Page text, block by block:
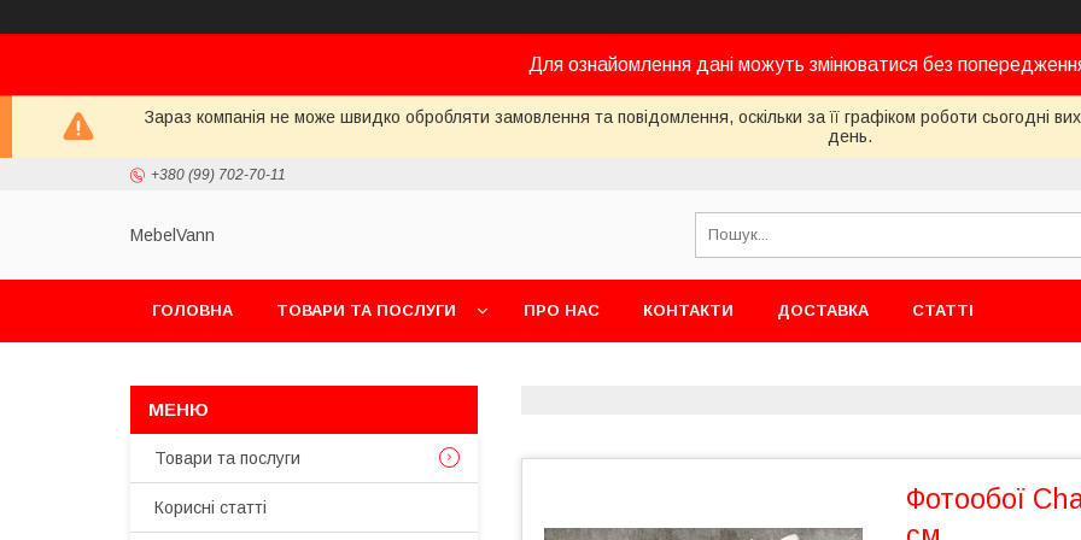
Для ознайомлення дані можуть змінюватися без
Зараз компанія не може швидко обробляти замовлення та повідомлення, оскільки за її графіком роботи сьогодні
день.
+380 (99) 702-70-11
MebelVann
ГОЛОВНА ТОВАРИ ТА ПОСЛУГИ ПРО НАС КОНТАКТИ ДОСТАВКА СТАТТІ
Фотообої
Товари та послуги
Корисні статті